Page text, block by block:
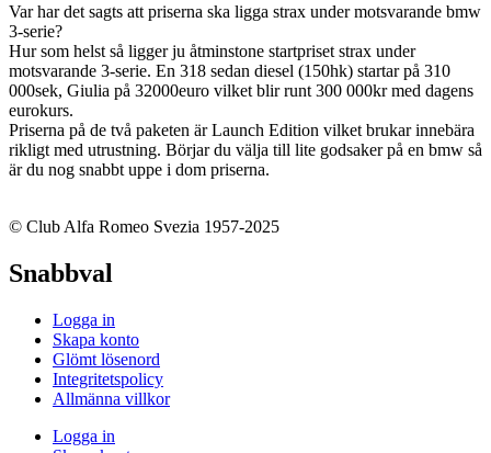
Var har det sagts att priserna ska ligga strax under motsvarande bmw
3-serie?
Hur som helst så ligger ju åtminstone startpriset strax under
motsvarande 3-serie. En 318 sedan diesel (150hk) startar på 310
000sek, Giulia på 32000euro vilket blir runt 300 000kr med dagens
eurokurs.
Priserna på de två paketen är Launch Edition vilket brukar innebära
rikligt med utrustning. Börjar du välja till lite godsaker på en bmw så
är du nog snabbt uppe i dom priserna.
© Club Alfa Romeo Svezia 1957-2025
Snabbval
Logga in
Skapa konto
Glömt lösenord
Integritetspolicy
Allmänna villkor
Logga in